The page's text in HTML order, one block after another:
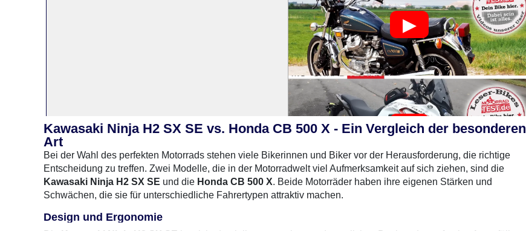
0 Gebrauchtegefunden: Keine Preise verfügbar 0 Gebrauchte
Kawasaki Ninja H2 SX SE vs. Honda CB 500 X - Ein Vergleich der besonderen
Art
Bei der Wahl des perfekten Motorrads stehen viele Bikerinnen und Biker vor der Herausforderung, die richtige
Entscheidung zu treffen. Zwei Modelle, die in der Motorradwelt viel Aufmerksamkeit auf sich ziehen, sind die
Kawasaki Ninja H2 SX SE und die Honda CB 500 X. Beide Motorräder haben ihre eigenen Stärken und
Schwächen, die sie für unterschiedliche Fahrertypen attraktiv machen.
Design und Ergonomie